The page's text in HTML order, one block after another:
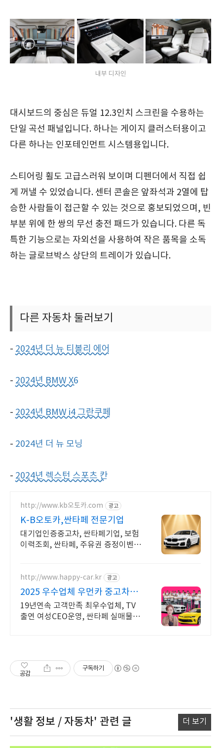
내부 디자인
대시보드의 중심은 듀얼 12.3인치 스크린을 수용하는
단일 곡선 패널입니다. 하나는 게이지 클러스터용이고
다른 하나는 인포테인먼트 시스템용입니다.
스티어링 휠도 고급스러워 보이며 디펜더에서 직접 쉽
게 꺼낼 수 있었습니다. 센터 콘솔은 앞좌석과 2열에 탑
승한 사람들이 접근할 수 있는 것으로 홍보되었으며, 빈
부분 위에 한 쌍의 무선 충전 패드가 있습니다. 다른 독
특한 기능으로는 자외선을 사용하여 작은 품목을 소독
하는 글로브박스 상단의 트레이가 있습니다.
다른 자동차 둘러보기
- 2024년 더 뉴 티볼리 에어
- 2024년 BMW X6
- 2024년 BMW i4 그란쿠페
- 2024년 더 뉴 모닝
- 2024년 렉스턴 스포츠 칸
http://www.kb오토카.com 광고
K-B오토카,싼타페 전문기업
대기업인증중고차, 싼타페기업, 보험
이력조회, 싼타페, 주유권 증정이벤트
매물전산연동
http://www.happy-car.kr 광고
2025 우수업체 우먼카 중고차는
최우수모범업체에서!
19년연속 고객만족 최우수업체, TV
출연 여성CEO운영, 싼타페 실매물 5
공감
구독하기
'생활 정보 / 자동차' 관련 글 더 보기